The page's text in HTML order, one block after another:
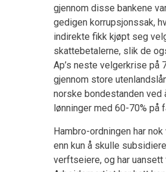
gjennom disse bankene
gedigen korrupsjonssak,
indirekte fikk kjøpt seg
skattebetalerne, slik de
Ap’s neste velgerkrise på
gjennom store
norske bondestanden ved
lønninger med 60-70% på
Hambro-ordningen har
enn kun å skulle
verftseiere, og har